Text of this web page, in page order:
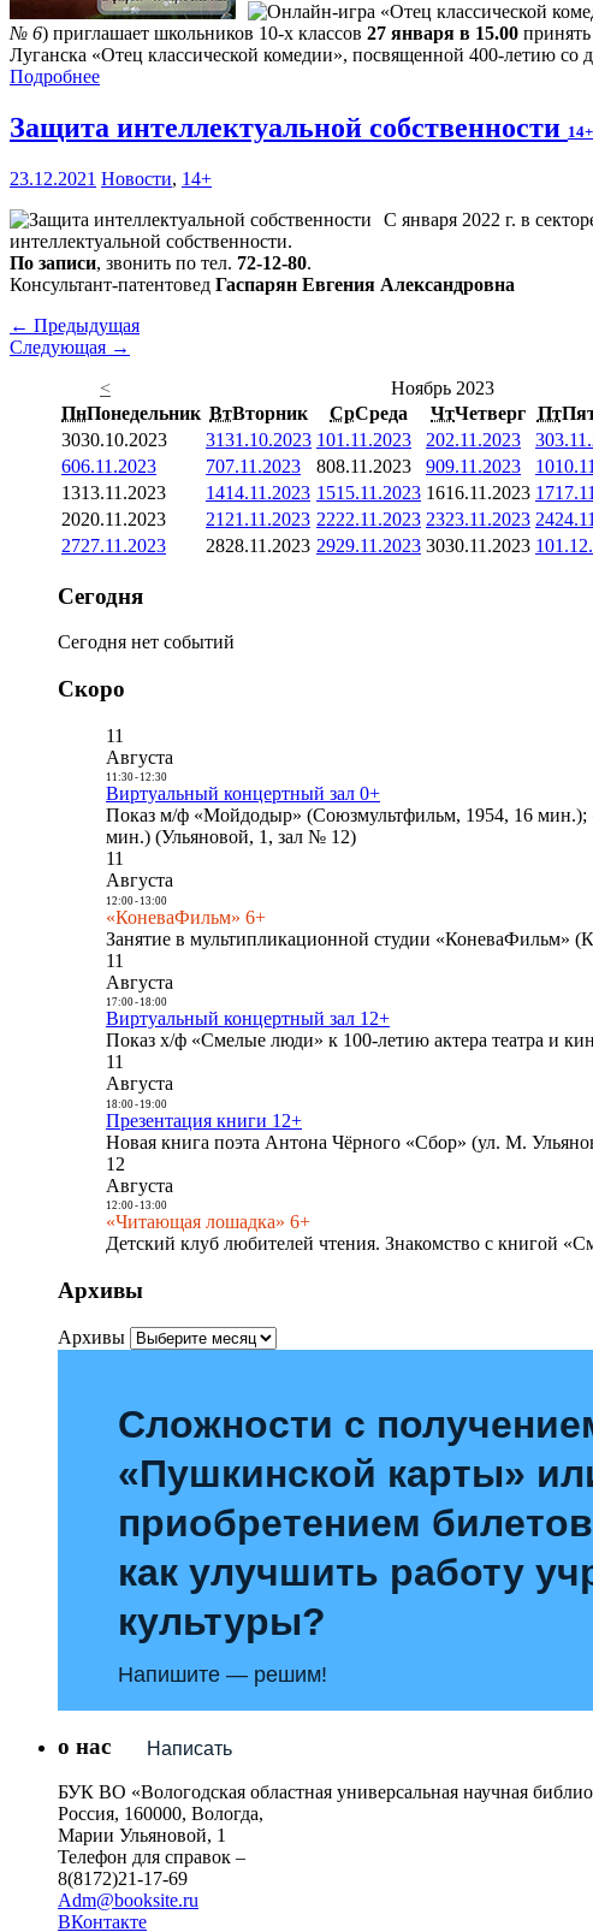
№ 6) приглашает школьников 10-х классов 27 января в 15.00
Луганска «Отец классической комедии», посвященной 400-летию со
Подробнее
Защита интеллектуальной собственности 14+
23.12.2021 Новости, 14+
С января 2022 г. в
интеллектуальной собственности.
По записи, звонить по тел. 72-12-80.
Консультант-патентовед Гаспарян Евгения Александровна
← Предыдущая
Следующая →
<
Ноябрь 2023
ПнПонедельник ВтВторник СрСреда ЧтЧетверг Пт
3030.10.2023 3131.10.2023 101.11.2023 202.11.2023 3
606.11.2023 707.11.2023 808.11.2023 909.11.2023 10
1313.11.2023 1414.11.2023 1515.11.2023 1616.11.2023 17
2020.11.2023 21 21.11.2023 2222.11.2023 2323.11.2023 24
2727.11.2023 2828.11.2023 2929.11.2023 3030.11.2023 1
Сегодня
Сегодня нет событий
Скоро
11
Августа
11:30- 12:30
Виртуальный концертный зал 0+
Показ м/ф «Мойдодыр» (Союзмультфильм, 1954, 16 мин.);
мин.) (Ульяновой, 1, зал № 12)
11
Августа
12:00- 13:00
«КоневаФильм» 6+
Занятие в мультипликационной студии «КоневаФильм»
11
Августа
17:00- 18:00
Виртуальный концертный зал 12+
Показ х/ф «Смелые люди» к 100-летию актера театра и
11
Августа
18:00- 19:00
Презентация книги 12+
Новая книга поэта Антона Чёрного «Сбор» (ул. М.
12
Августа
12:00- 13:00
«Читающая лошадка» 6+
Детский клуб любителей чтения. Знакомство с книгой
Архивы
Архивы
Сложности с
«Пушкинской карты»
приобретением
как улучшить работу
культуры?
Напишите — решим!
Написать
о нас
БУК ВО «Вологодская областная универсальная научная
Россия, 160000, Вологда,
Марии Ульяновой, 1
Телефон для справок –
8(8172)21-17-69
Adm@booksite.ru
ВКонтакте